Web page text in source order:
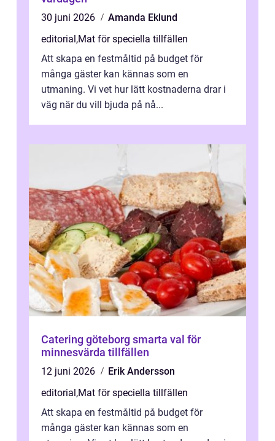
30 juni 2026
Amanda Eklund
editorial,Mat för speciella tillfällen
Att skapa en festmåltid på budget för
många gäster kan kännas som en
utmaning. Vi vet hur lätt kostnaderna drar i
väg när du vill bjuda på nå...
Catering göteborg smarta val för
minnesvärda tillfällen
12 juni 2026
Erik Andersson
editorial,Mat för speciella tillfällen
Att skapa en festmåltid på budget för
många gäster kan kännas som en